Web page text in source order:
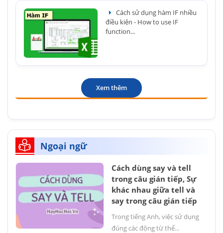
Cách sử dụng hàm IF nhiều
điều kiện - How to use IF
function...
Xem thêm
Ngoại ngữ
Cách dùng say và tell
trong câu gián tiếp, Sự
khác nhau giữa tell và
say trong câu gián tiếp
Trong tiếng Anh, việc sử dụng
đúng các động từ thể...